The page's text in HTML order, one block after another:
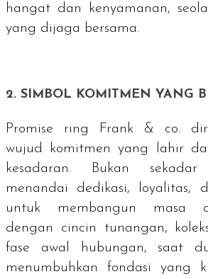
hangat dan kenyamanan,
yang dijaga bersama.
2. SIMBOL KOMITMEN YANG
Promise ring
Frank & co.
wujud komitmen yang lahir
kesadaran. Bukan
menandai dedikasi, loyalitas,
untuk membangun masa
dengan cincin tunangan,
fase awal hubungan, saat
menumbuhkan fondasi yang